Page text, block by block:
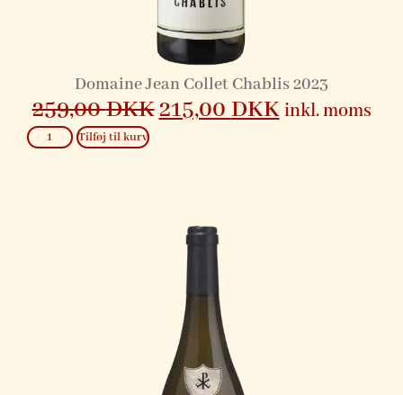
Domaine Jean Collet Chablis 2023
259,00DKK215,00DKK inkl. moms
Tilføj til kurv